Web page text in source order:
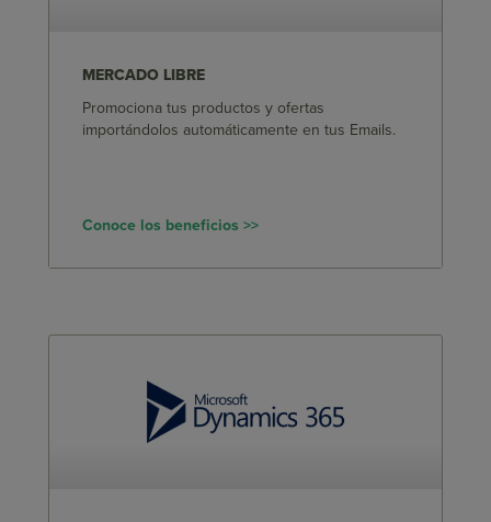
MERCADO LIBRE
Promociona tus productos y ofertas
importándolos automáticamente en tus Emails.
Conoce los beneficios >>